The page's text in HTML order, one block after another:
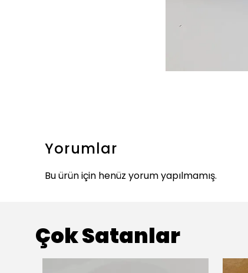
Yorumlar
Bu ürün için henüz yorum yapılmamış.
Çok Satanlar